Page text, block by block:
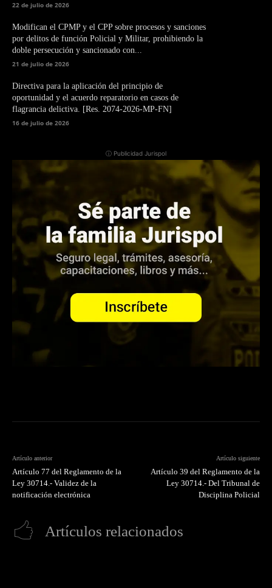
22 de julio de 2026
Modifican el CPMP y el CPP sobre procesos y sanciones
por delitos de función Policial y Militar, prohibiendo la
doble persecución y sancionado con...
21 de julio de 2026
Directiva para la aplicación del principio de
oportunidad y el acuerdo reparatorio en casos de
flagrancia delictiva. [Res. 2074-2026-MP-FN]
16 de julio de 2026
ⓘ Publicidad Jurispol
Artículo anterior
Artículo 77 del Reglamento de la
Ley 30714.- Validez de la
notificación electrónica
Artículo siguiente
Artículo 39 del Reglamento de la
Ley 30714.- Del Tribunal de
Disciplina Policial
Artículos relacionados